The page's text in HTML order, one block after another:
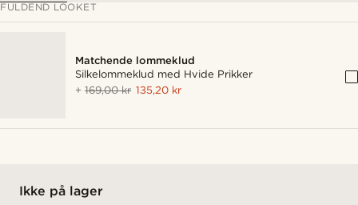
FULDEND LOOKET
Matchende lommeklud
Silkelommeklud med Hvide Prikker
+169,00 kr 135,20 kr
Ikke på lager